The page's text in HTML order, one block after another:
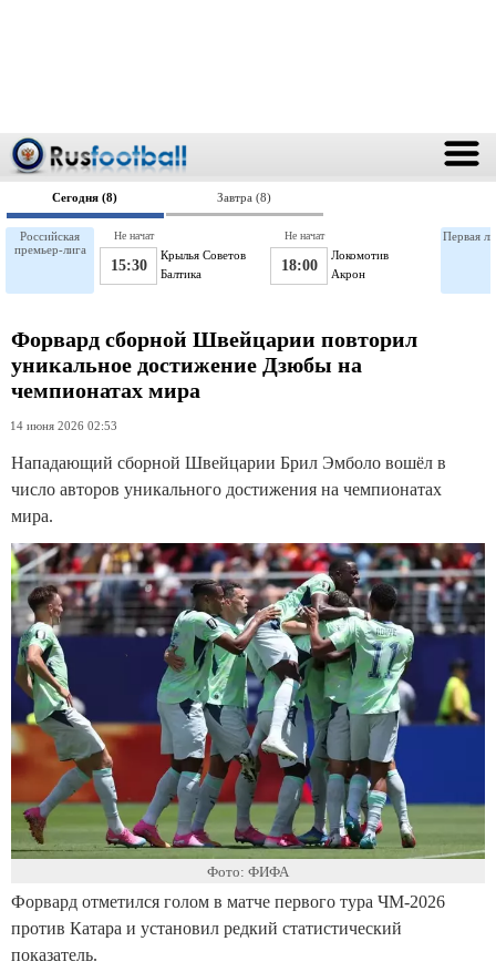
Сегодня (8) Завтра (8)
Российская
премьер-лига
Крылья Советов
15:30 Балтика
Не начат
Локомотив
18:00 Акрон
Не начат Первая
Форвард сборной Швейцарии повторил
уникальное достижение Дзюбы на
чемпионатах мира
14 июня 2026 02:53
Нападающий сборной Швейцарии Брил Эмболо вошёл в
число авторов уникального достижения на чемпионатах
мира.
Фото: ФИФА
Форвард отметился голом в матче первого тура ЧМ-2026
против Катара и установил редкий статистический
показатель.